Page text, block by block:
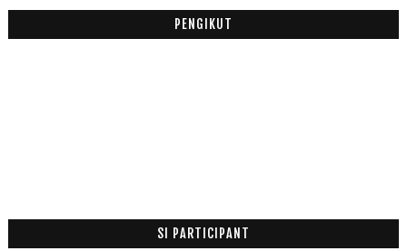
►April(1)
PENGIKUT
SI PARTICIPANT